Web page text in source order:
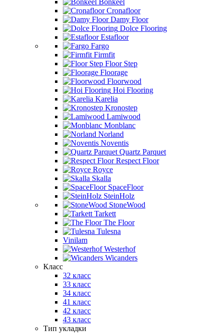
Bonkeel
Cronafloor
Damy Floor
Dolce Flooring
Estafloor
Fargo
Firmfit
Floor Step
Floorage
Floorwood
Hoi Flooring
Karelia
Kronostep
Lamiwood
Monblanc
Norland
Noventis
Quartz Parquet
Respect Floor
Royce
Skalla
SpaceFloor
SteinHolz
StoneWood
Tarkett
The Floor
Tulesna
Vinilam
Westerhof
Wicanders
Класс
32 класс
33 класс
34 класс
41 класс
42 класс
43 класс
Тип укладки